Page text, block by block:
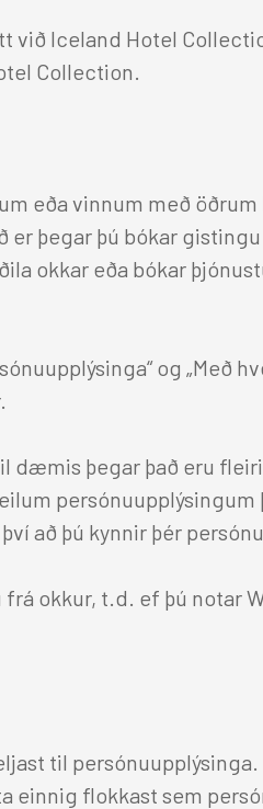
Iceland Hotel
Collection.
eða vinnum með
þegar þú bókar
okkar eða bókar
og „Með
þegar það eru fleiri
að þú kynnir þér
okkur, t.d. ef þú notar
til
einnig flokkast sem